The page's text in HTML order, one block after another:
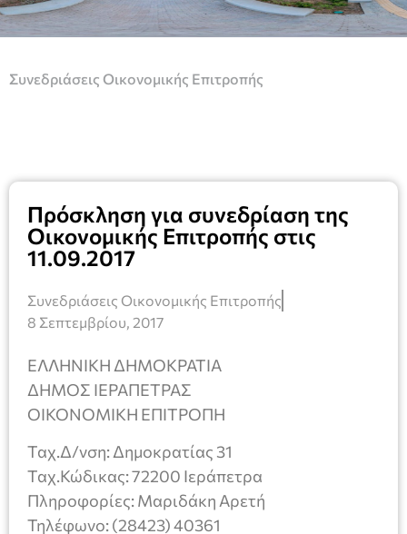
Συνεδριάσεις Οικονομικής Επιτροπής
Πρόσκληση για συνεδρίαση της
Οικονομικής Επιτροπής στις
11.09.2017
Συνεδριάσεις Οικονομικής Επιτροπής
8 Σεπτεμβρίου, 2017
ΕΛΛΗΝΙΚΗ ΔΗΜΟΚΡΑΤΙΑ
ΔΗΜΟΣ ΙΕΡΑΠΕΤΡΑΣ
ΟΙΚΟΝΟΜΙΚΗ ΕΠΙΤΡΟΠΗ
Ταχ.Δ/νση: Δημοκρατίας 31
Ταχ.Κώδικας: 72200 Ιεράπετρα
Πληροφορίες: Μαριδάκη Αρετή
Τηλέφωνο: (28423) 40361